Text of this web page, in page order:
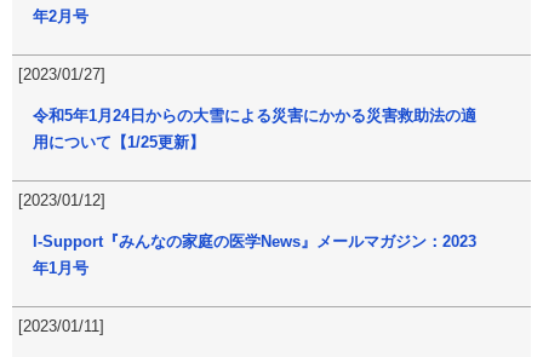
年2月号
[2023/01/27]
令和5年1月24日からの大雪による災害にかかる災害救助法の適
用について【1/25更新】
[2023/01/12]
I-Support『みんなの家庭の医学News』メールマガジン：2023
年1月号
[2023/01/11]